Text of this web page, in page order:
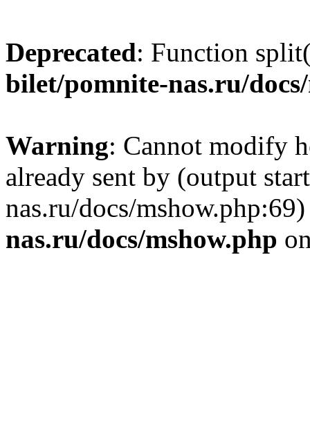
Deprecated: Function
bilet/pomnite-nas.ru/
Warning: Cannot modify
already sent by (output
nas.ru/docs/
nas.ru/docs/mshow.php